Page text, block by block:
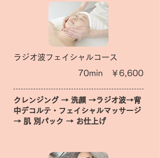
ラジオ波フェイシャルコース
70min ￥6,600
クレンジング → 洗顔 →ラジオ波→背
中デコルテ・フェイシャルマッサージ
→ 肌 別パック → お仕上げ